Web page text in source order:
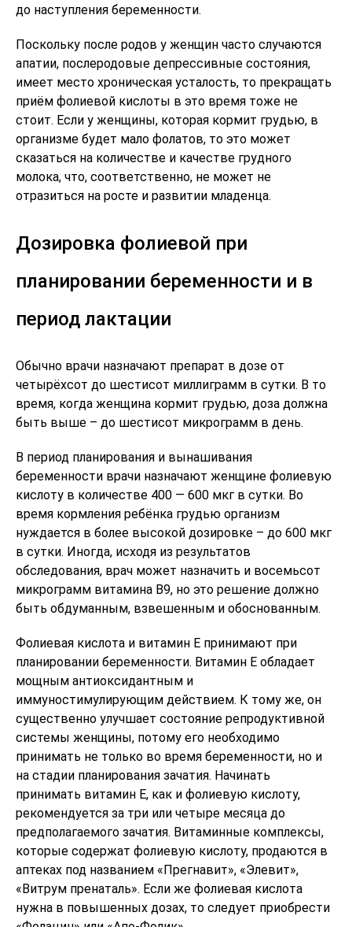
до наступления беременности.
Поскольку после родов у женщин часто случаются
апатии, послеродовые депрессивные состояния,
имеет место хроническая усталость, то прекращать
приём фолиевой кислоты в это время тоже не
стоит. Если у женщины, которая кормит грудью, в
организме будет мало фолатов, то это может
сказаться на количестве и качестве грудного
молока, что, соответственно, не может не
отразиться на росте и развитии младенца.
Дозировка фолиевой при
планировании беременности и в
период лактации
Обычно врачи назначают препарат в дозе от
четырёхсот до шестисот миллиграмм в сутки. В то
время, когда женщина кормит грудью, доза должна
быть выше – до шестисот микрограмм в день.
В период планирования и вынашивания
беременности врачи назначают женщине фолиевую
кислоту в количестве 400 — 600 мкг в сутки. Во
время кормления ребёнка грудью организм
нуждается в более высокой дозировке – до 600 мкг
в сутки. Иногда, исходя из результатов
обследования, врач может назначить и восемьсот
микрограмм витамина В9, но это решение должно
быть обдуманным, взвешенным и обоснованным.
Фолиевая кислота и витамин Е принимают при
планировании беременности. Витамин Е обладает
мощным антиоксидантным и
иммуностимулирующим действием. К тому же, он
существенно улучшает состояние репродуктивной
системы женщины, потому его необходимо
принимать не только во время беременности, но и
на стадии планирования зачатия. Начинать
принимать витамин Е, как и фолиевую кислоту,
рекомендуется за три или четыре месяца до
предполагаемого зачатия. Витаминные комплексы,
которые содержат фолиевую кислоту, продаются в
аптеках под названием «Прегнавит», «Элевит»,
«Витрум пренаталь». Если же фолиевая кислота
нужна в повышенных дозах, то следует приобрести